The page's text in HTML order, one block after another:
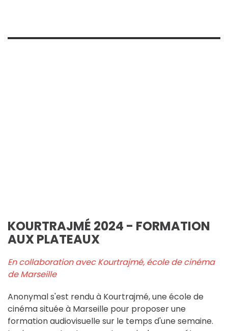
KOURTRAJMÉ 2024 - FORMATION
AUX PLATEAUX
En collaboration avec Kourtrajmé, école de cinéma
de Marseille
Anonymal s'est rendu à Kourtrajmé, une école de
cinéma située à Marseille pour proposer une
formation audiovisuelle sur le temps d'une semaine.